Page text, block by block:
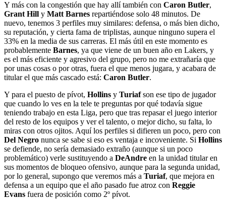
Y más con la congestión que hay allí también con Caron Butler,
Grant Hill y Matt Barnes repartiéndose solo 48 minutos. De
nuevo, tenemos 3 perfiles muy similares: defensa, o más bien dicho,
su reputación, y cierta fama de triplistas, aunque ninguno supera el
33% en la media de sus carreras. El más útil en este momento es
probablemente Barnes, ya que viene de un buen año en Lakers, y
es el más eficiente y agresivo del grupo, pero no me extrañaría que
por unas cosas o por otras, fuera el que menos jugara, y acabara de
titular el que más cascado está: Caron Butler.
Y para el puesto de pívot, Hollins y Turiafson ese tipo de jugador
que cuando lo ves en la tele te preguntas por qué todavía sigue
teniendo trabajo en esta Liga, pero que tras repasar el juego interior
del resto de los equipos y ver el talento, o mejor dicho, su falta, lo
miras con otros ojitos. Aquí los perfiles si difieren un poco, pero con
Del Negro nunca se sabe si eso es ventaja e incoveniente. Si Hollins
se defiende, no sería demasiado extraño (aunque si un poco
problemático) verle sustituyendo a DeAndre en la unidad titular en
sus momentos de bloqueo ofensivo, aunque para la segunda unidad,
por lo general, supongo que veremos más a Turiaf, que mejora en
defensa a un equipo que el año pasado fue atroz con Reggie
Evans fuera de posición como 2º pívot.